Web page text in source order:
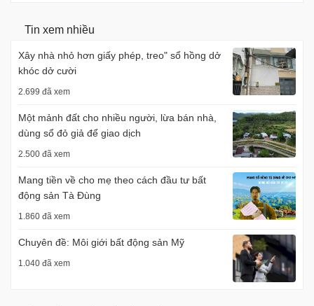
Tin xem nhiều
Xây nhà nhỏ hơn giấy phép, treo" sổ hồng dở
khóc dở cười
2.699 đã xem
Một mảnh đất cho nhiều người, lừa bán nhà,
dùng sổ đỏ giả để giao dịch
2.500 đã xem
Mang tiền về cho mẹ theo cách đầu tư bất
động sản Tà Đùng
1.860 đã xem
Chuyên đề: Môi giới bất động sản Mỹ
1.040 đã xem